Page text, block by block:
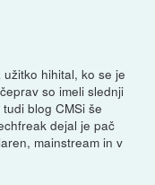
hihital, ko se je
so imeli slednji
blog CMSi še
dejal je pač
mainstream in v